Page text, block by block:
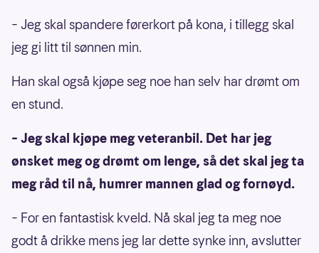
– Jeg skal spandere førerkort på kona, i tillegg skal
jeg gi litt til sønnen min.
Han skal også kjøpe seg noe han selv har drømt om
en stund.
– Jeg skal kjøpe meg veteranbil. Det har jeg
ønsket meg og drømt om lenge, så det skal jeg ta
meg råd til nå, humrer mannen glad og fornøyd.
– For en fantastisk kveld. Nå skal jeg ta meg noe
godt å drikke mens jeg lar dette synke inn, avslutter